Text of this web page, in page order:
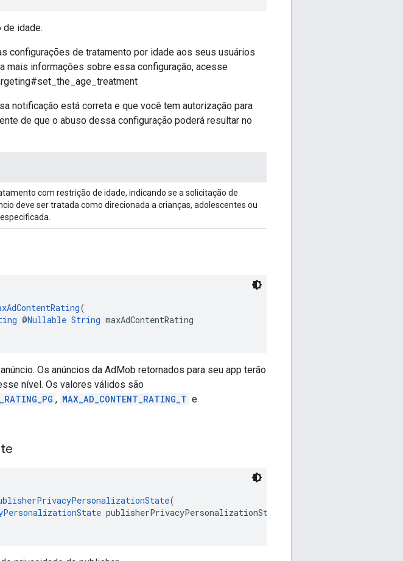
de idade.
configurações de tratamento por idade aos seus usuários
mais informações sobre essa configuração, acesse
notificação está correta e que você tem autorização para
de que o abuso dessa configuração poderá resultar no
com restrição de idade, indicando se a solicitação de
deve ser tratada como direcionada a crianças, adolescentes ou
(
@Nullable String maxAdContentRating
Os anúncios da AdMob retornados para seu app terão
nível. Os valores válidos são
, MAX_AD_CONTENT_RATING_T e
(
publisherPrivacyPersonalizationState